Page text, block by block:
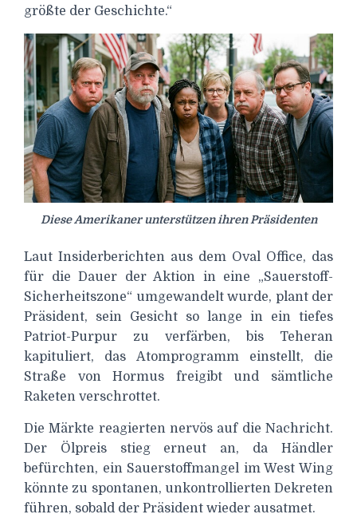
größte der Geschichte.“
Diese Amerikaner unterstützen ihren Präsidenten
Laut Insiderberichten aus dem Oval Office, das
für die Dauer der Aktion in eine „Sauerstoff-
Sicherheitszone“ umgewandelt wurde, plant der
Präsident, sein Gesicht so lange in ein tiefes
Patriot-Purpur zu verfärben, bis Teheran
kapituliert, das Atomprogramm einstellt, die
Straße von Hormus freigibt und sämtliche
Raketen verschrottet.
Die Märkte reagierten nervös auf die Nachricht.
Der Ölpreis stieg erneut an, da Händler
befürchten, ein Sauerstoffmangel im West Wing
könnte zu spontanen, unkontrollierten Dekreten
führen, sobald der Präsident wieder ausatmet.